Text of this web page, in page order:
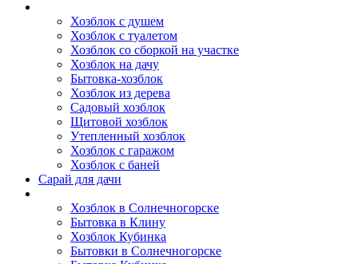
Хозблок с душем
Хозблок с туалетом
Хозблок со сборкой на участке
Хозблок на дачу
Бытовка-хозблок
Хозблок из дерева
Садовый хозблок
Щитовой хозблок
Утепленный хозблок
Хозблок с гаражом
Хозблок с баней
Сарай для дачи
Хозблок в Солнечногорске
Бытовка в Клину
Хозблок Кубинка
Бытовки в Солнечногорске